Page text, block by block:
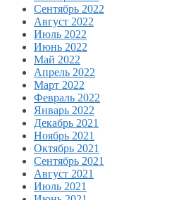
Сентябрь 2022
Август 2022
Июль 2022
Июнь 2022
Май 2022
Апрель 2022
Март 2022
Февраль 2022
Январь 2022
Декабрь 2021
Ноябрь 2021
Октябрь 2021
Сентябрь 2021
Август 2021
Июль 2021